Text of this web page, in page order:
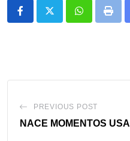
Whatsapp
Print
PREVIOUS POST
NACE MOMENTOS USA